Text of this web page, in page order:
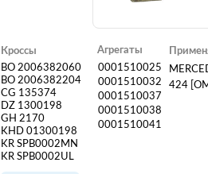
Кроссы
BO 2006382060
BO 2006382204
CG 135374
DZ 1300198
GH 2170
KHD 01300198
KR SPB0002MN
KR SPB0002UL
Агрегаты
0001510025
0001510032
0001510037
0001510038
0001510041
424